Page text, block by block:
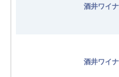
酒井ワイ
酒井ワイ